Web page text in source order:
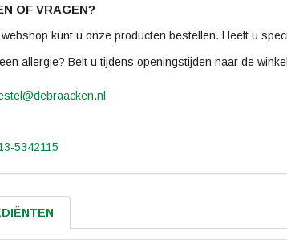
OF VRAGEN?
kunt u onze producten bestellen. Heeft u
allergie? Belt u tijdens openingstijden naar de
5342115